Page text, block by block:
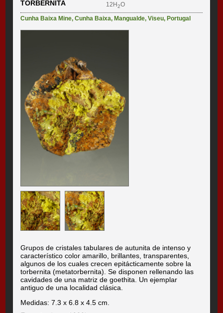
TORBERNITA
12H2O
Cunha Baixa Mine,Cunha Baixa,Mangualde,Viseu,Portugal
Grupos de cristales tabulares de autunita de intenso y
característico color amarillo, brillantes, transparentes,
algunos de los cuales crecen epitácticamente sobre la
torbernita (metatorbernita). Se disponen rellenando las
cavidades de una matriz de goethita. Un ejemplar
antiguo de una localidad clásica.
Medidas: 7.3 x 6.8 x 4.5 cm.